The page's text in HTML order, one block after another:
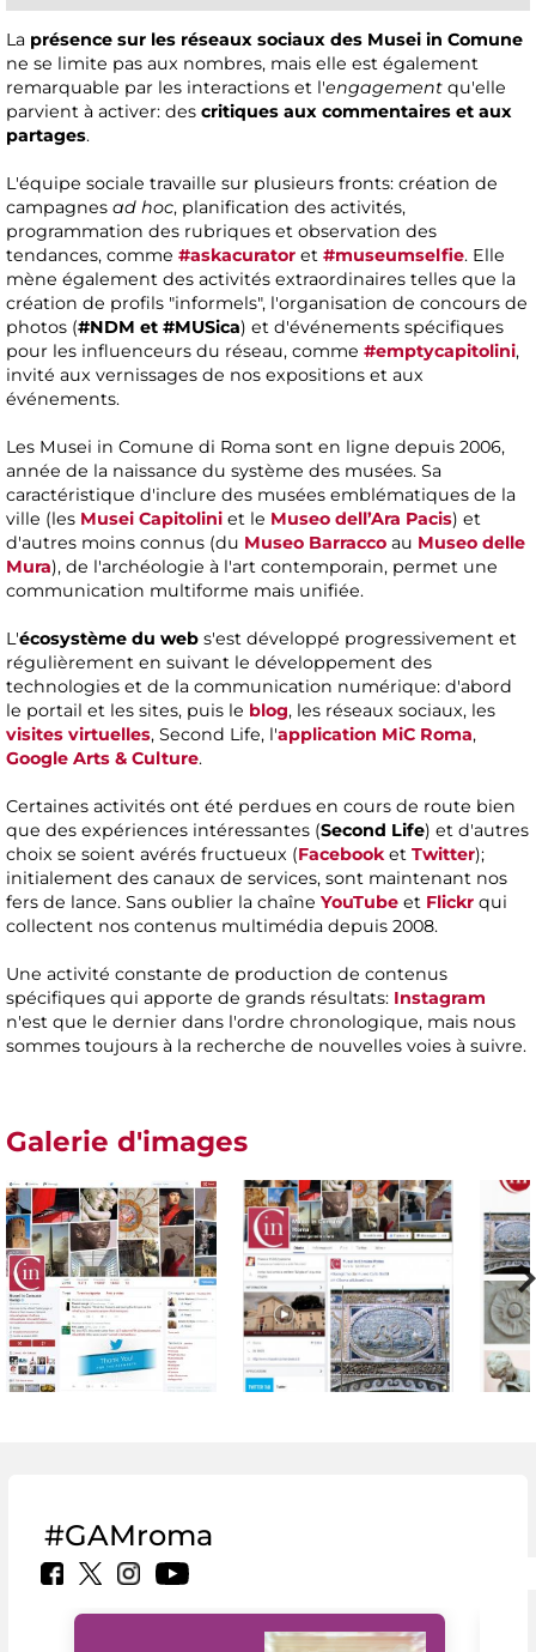
La présence sur les réseaux sociaux des Musei in Comune
ne se limite pas aux nombres, mais elle est également
remarquable par les interactions et l'engagement qu'elle
parvient à activer: des critiques aux commentaires et aux
partages.
L'équipe sociale travaille sur plusieurs fronts: création de
campagnes ad hoc, planification des activités,
programmation des rubriques et observation des
tendances, comme #askacurator et #museumselfie. Elle
mène également des activités extraordinaires telles que la
création de profils "informels", l'organisation de concours de
photos (#NDM et #MUSica) et d'événements spécifiques
pour les influenceurs du réseau, comme #emptycapitolini,
invité aux vernissages de nos expositions et aux
événements.
Les Musei in Comune di Roma sont en ligne depuis 2006,
année de la naissance du système des musées. Sa
caractéristique d'inclure des musées emblématiques de la
ville (les Musei Capitolini et le Museo dell’Ara Pacis) et
d'autres moins connus (du Museo Barracco au Museo delle
Mura), de l'archéologie à l'art contemporain, permet une
communication multiforme mais unifiée.
L'écosystème du web s'est développé progressivement et
régulièrement en suivant le développement des
technologies et de la communication numérique: d'abord
le portail et les sites, puis le blog, les réseaux sociaux, les
visites virtuelles, Second Life, l'application MiC Roma,
Google Arts & Culture.
Certaines activités ont été perdues en cours de route bien
que des expériences intéressantes (Second Life) et d'autres
choix se soient avérés fructueux (Facebooket Twitter);
initialement des canaux de services, sont maintenant nos
fers de lance. Sans oublier la chaîne YouTube et Flickr qui
collectent nos contenus multimédia depuis 2008.
Une activité constante de production de contenus
spécifiques qui apporte de grands résultats: Instagram
n'est que le dernier dans l'ordre chronologique, mais nous
sommes toujours à la recherche de nouvelles voies à suivre.
Galerie d'images
#GAMroma